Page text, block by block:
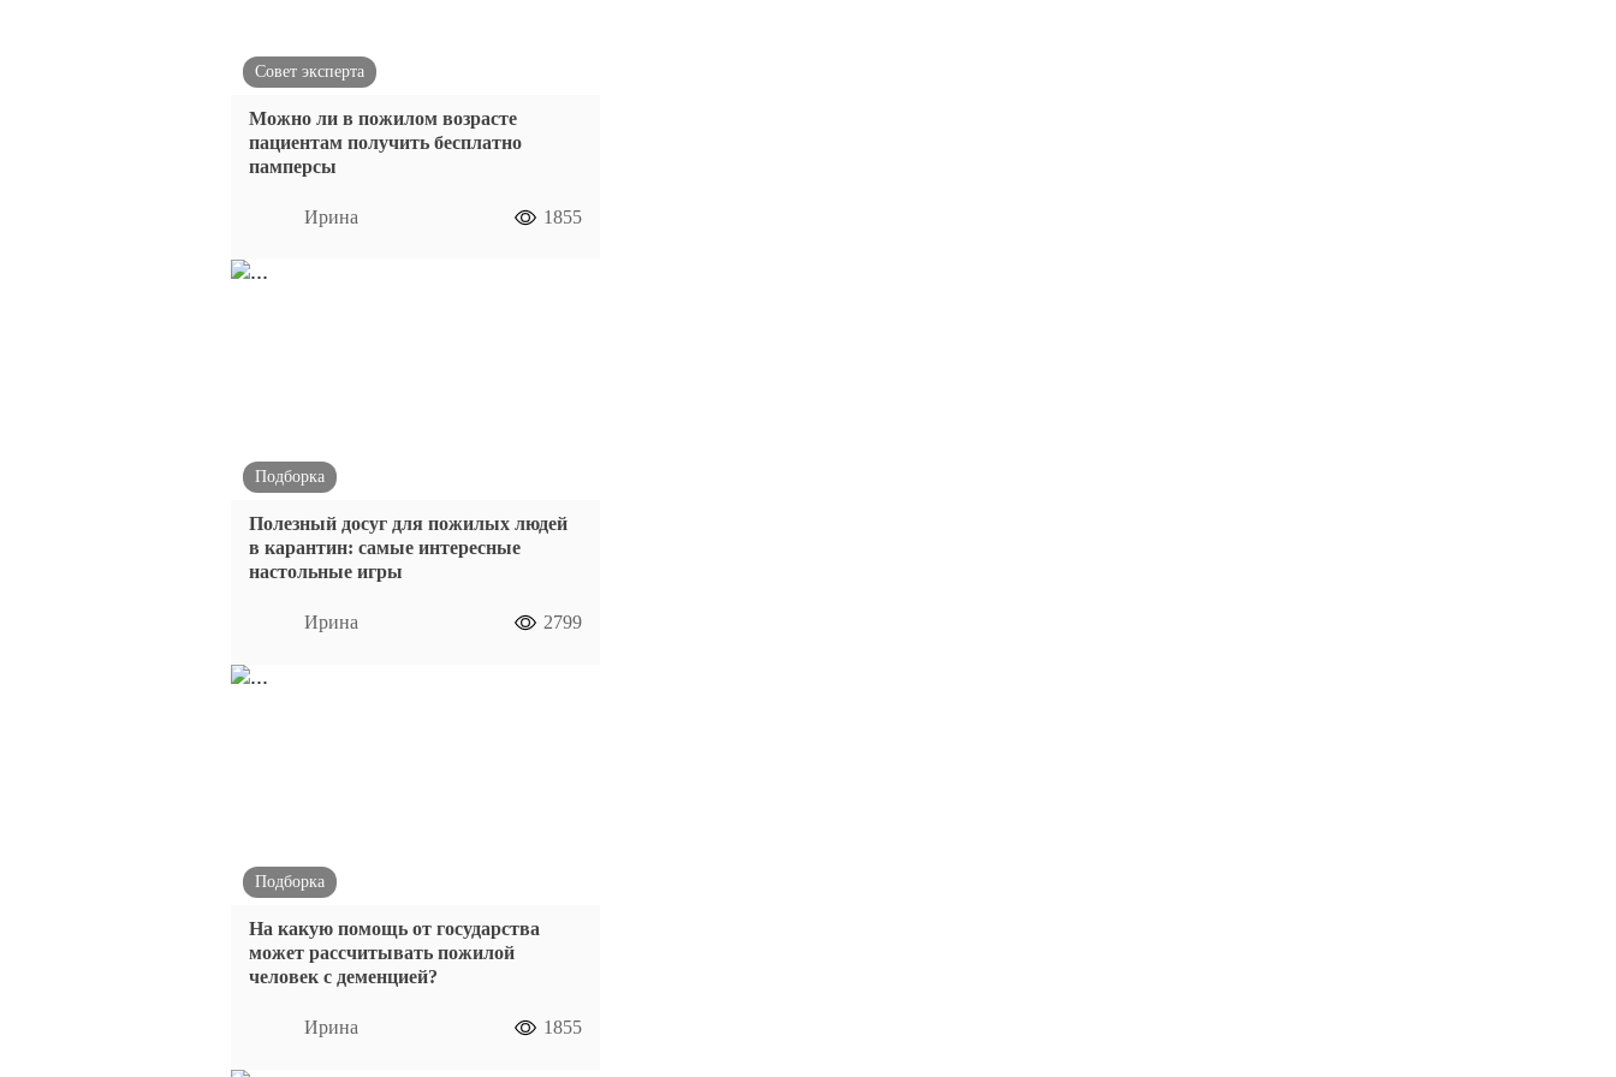
Совет эксперта
Можно ли в пожилом возрасте
пациентам получить бесплатно
памперсы
Ирина 1855
Подборка
Полезный досуг для пожилых людей
в карантин: самые интересные
настольные игры
Ирина 2799
Подборка
На какую помощь от государства
может рассчитывать пожилой
человек с деменцией?
Ирина 1855